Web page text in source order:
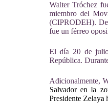
Walter Tróchez
miembro del
(CIPRODEH).
fue un férreo
El día 20 de julio
República.
Adicionalmente,
Salvador en la
Presidente Zelaya